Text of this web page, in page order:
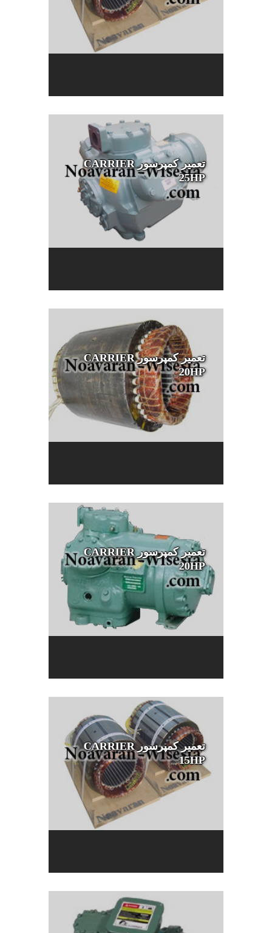
تعمیر کمپرسور CARRIER
25HP
تعمیر کمپرسور CARRIER
20HP
تعمیر کمپرسور CARRIER
20HP
تعمیر کمپرسور CARRIER
15HP